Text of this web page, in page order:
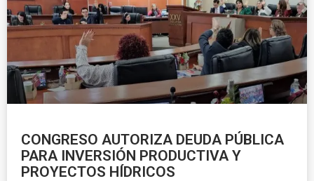
CONGRESO AUTORIZA DEUDA PÚBLICA
PARA INVERSIÓN PRODUCTIVA Y
PROYECTOS HÍDRICOS